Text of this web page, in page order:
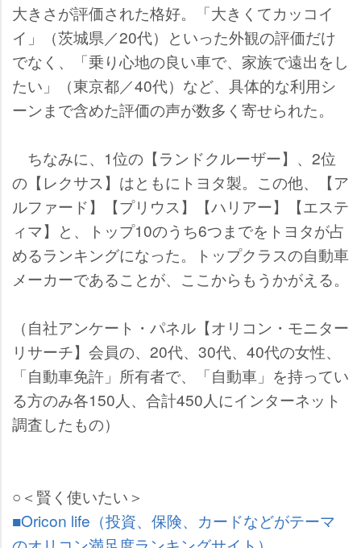
大きさが評価された格好。「大きくてカッコイ
イ」（茨城県／20代）といった外観の評価だけ
でなく、「乗り心地の良い車で、家族で遠出をし
たい」（東京都／40代）など、具体的な利用シ
ーンまで含めた評価の声が数多く寄せられた。
ちなみに、1位の【ランドクルーザー】、2位
の【レクサス】はともにトヨタ製。この他、【ア
ルファード】【プリウス】【ハリアー】【エステ
ィマ】と、トップ10のうち6つまでをトヨタが占
めるランキングになった。トップクラスの自動車
メーカーであることが、ここからもうかがえる。
（自社アンケート・パネル【オリコン・モニター
リサーチ】会員の、20代、30代、40代の女性、
「自動車免許」所有者で、「自動車」を持ってい
る方のみ各150人、合計450人にインターネット
調査したもの）
○＜賢く使いたい＞
■Oricon life（投資、保険、カードなどがテーマ